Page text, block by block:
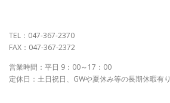
TEL：047-367-2370
FAX：047-367-2372
営業時間：平日 9：00～17：00
定休日：土日祝日、GWや夏休み等の長期休暇有り